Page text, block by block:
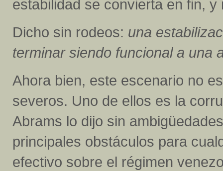
estabilidad se convierta en fin, y
Dicho sin rodeos: una
terminar siendo funcional a una
Ahora bien, este escenario no
severos. Uno de ellos es la
Abrams lo dijo sin
principales obstáculos para
efectivo sobre el régimen